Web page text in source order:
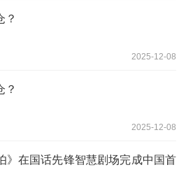
？
2025-12-08
？
2025-12-08
》在国话先锋智慧剧场完成中国首